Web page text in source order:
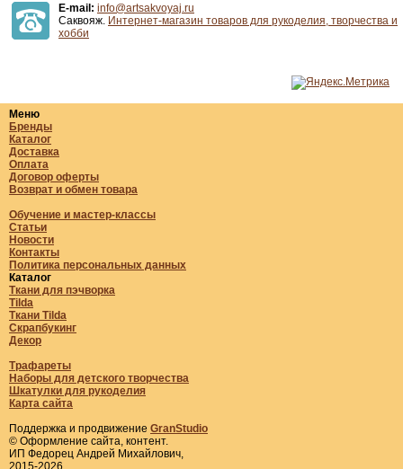
E-mail: info@artsakvoyaj.ru
Саквояж. Интернет-магазин товаров для рукоделия, творчества и
хобби
Меню
Бренды
Каталог
Доставка
Оплата
Договор оферты
Возврат и обмен товара
Обучение и мастер-классы
Статьи
Новости
Контакты
Политика персональных данных
Каталог
Ткани для пэчворка
Tilda
Ткани Tilda
Скрапбукинг
Декор
Трафареты
Наборы для детского творчества
Шкатулки для рукоделия
Карта сайта
Поддержка и продвижение GranStudio
© Оформление сайта, контент.
ИП Федорец Андрей Михайлович,
2015-2026